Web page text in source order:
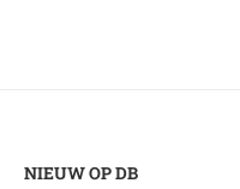
NIEUW OP DB